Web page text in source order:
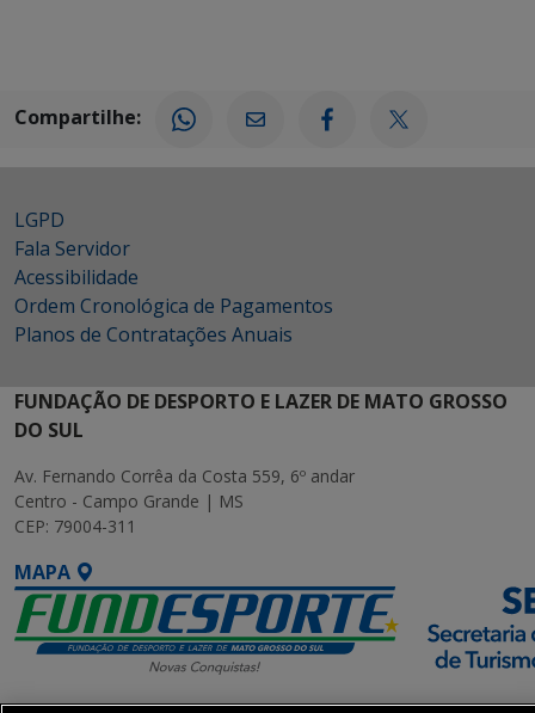
Compartilhe:
LGPD
Fala Servidor
Acessibilidade
Ordem Cronológica de Pagamentos
Planos de Contratações Anuais
FUNDAÇÃO DE DESPORTO E LAZER DE MATO GROSSO
DO SUL
Av. Fernando Corrêa da Costa 559, 6º andar
Centro - Campo Grande | MS
CEP: 79004-311
MAPA